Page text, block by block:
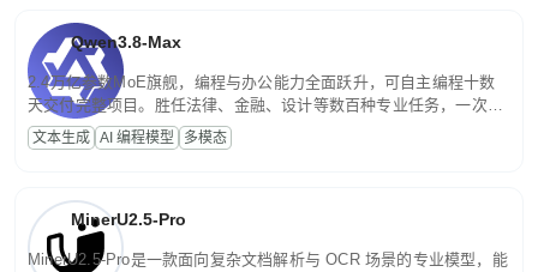
Qwen3.8-Max
2.4万亿参数MoE旗舰，编程与办公能力全面跃升，可自主编程十数
天交付完整项目。胜任法律、金融、设计等数百种专业任务，一次对
话端到端交付生产级成果。原生视觉理解贯穿规划、执行与验证全流
程，支持超长文档与长视频的深度语义解析。长程任务中自主规划与
文本生成 AI 编程模型 多模态
MinerU2.5-Pro
MinerU2.5-Pro是一款面向复杂文档解析与 OCR 场景的专业模型，能